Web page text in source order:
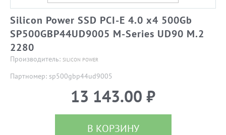
Silicon Power SSD PCI-E 4.0 x4 500Gb
SP500GBP44UD9005 M-Series UD90 M.2
2280
Производитель: SILICON POWER
Партномер: sp500gbp44ud9005
13 143.00 ₽
В КОРЗИНУ